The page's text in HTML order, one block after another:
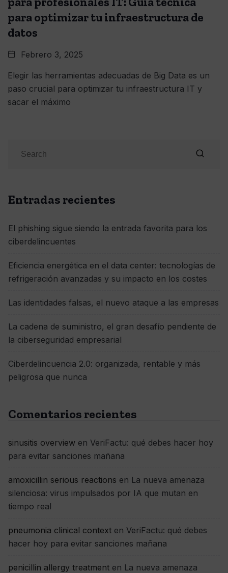
para optimizar tu infraestructura de
datos
Febrero 3, 2025
Elegir las herramientas adecuadas de Big Data es un
paso crucial para optimizar tu infraestructura IT y
sacar el máximo
Entradas recientes
El phishing sigue siendo la entrada favorita para los
ciberdelincuentes
Eficiencia energética en el data center: tecnologías de
refrigeración avanzadas y su impacto en los costes
Las identidades falsas, el nuevo ataque a las empresas
La cadena de suministro, el gran desafío pendiente de
la ciberseguridad empresarial
Ciberdelincuencia 2.0: organizada, rentable y más
peligrosa que nunca
Comentarios recientes
sinusitis overview en VeriFactu: qué debes hacer hoy
para evitar sanciones mañana
amoxicillin serious reactions en La nueva amenaza
silenciosa: virus impulsados por IA que mutan en
tiempo real
pneumonia clinical context en VeriFactu: qué debes
hacer hoy para evitar sanciones mañana
penicillin allergy treatment en La nueva amenaza